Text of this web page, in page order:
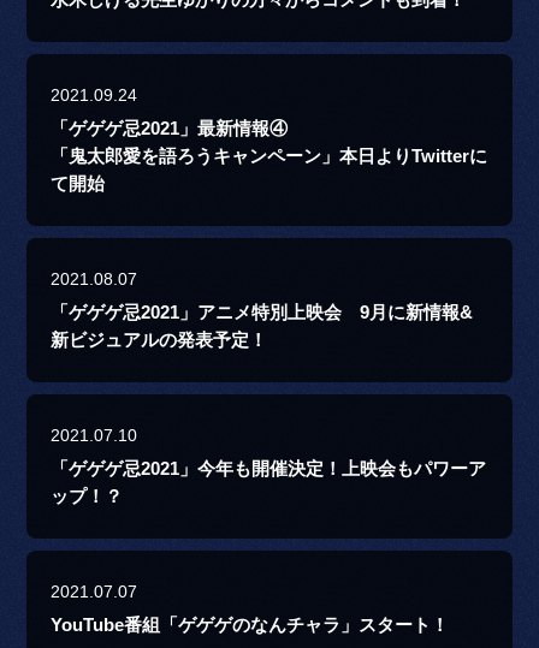
2021.09.24
「ゲゲゲ忌2021」最新情報④
「鬼太郎愛を語ろうキャンペーン」本日よりTwitterに
て開始
2021.08.07
「ゲゲゲ忌2021」アニメ特別上映会 9月に新情報&
新ビジュアルの発表予定！
2021.07.10
「ゲゲゲ忌2021」今年も開催決定！上映会もパワーア
ップ！？
2021.07.07
YouTube番組「ゲゲゲのなんチャラ」スタート！